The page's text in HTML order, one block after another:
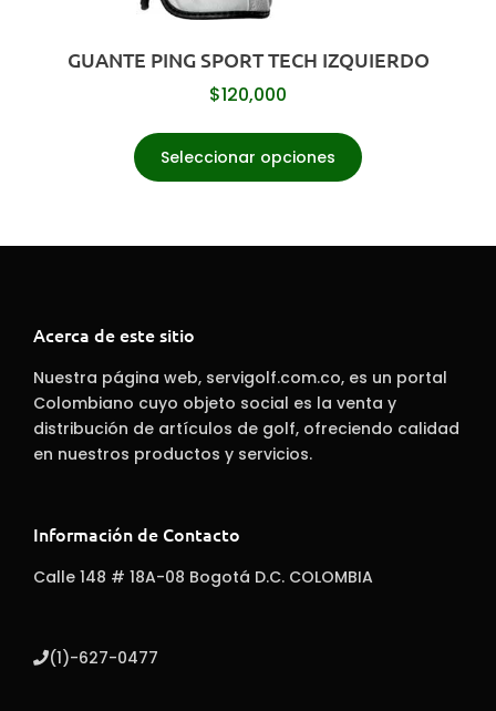
GUANTE PING SPORT TECH IZQUIERDO
$120,000
Seleccionar opciones
Acerca de este sitio
Nuestra página web, servigolf.com.co, es un portal
Colombiano cuyo objeto social es la venta y
distribución de artículos de golf, ofreciendo calidad
en nuestros productos y servicios.
Información de Contacto
Calle 148 # 18A-08 Bogotá D.C. COLOMBIA
(1)-627-0477